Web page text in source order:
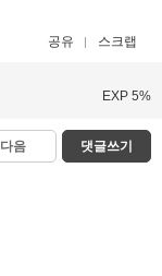
공유 스크랩
EXP 5%
다음 댓글쓰기